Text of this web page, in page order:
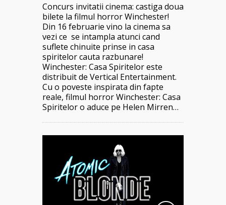
Concurs invitatii cinema: castiga doua
bilete la filmul horror Winchester!
Din 16 februarie vino la cinema sa
vezi ce se intampla atunci cand
suflete chinuite prinse in casa
spiritelor cauta razbunare!
Winchester: Casa Spiritelor este
distribuit de Vertical Entertainment.
Cu o poveste inspirata din fapte
reale, filmul horror Winchester: Casa
Spiritelor o aduce pe Helen Mirren…